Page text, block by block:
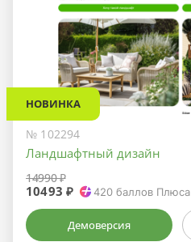
НОВИНКА
№ 102294
Ландшафтный дизайн
14990 ₽
10493 ₽ 420 баллов Плюса
Демоверсия